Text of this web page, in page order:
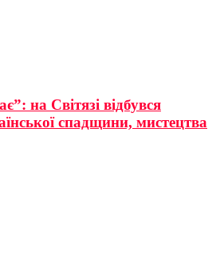
на Світязі відбувся
спадщини, мистецтва